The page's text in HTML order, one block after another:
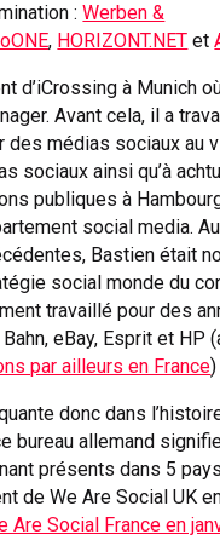
:Werben &
, HORIZONT.NET et
d’iCrossing à Munich
Avant cela, il a
des médias sociaux au
sociaux ainsi qu’à
publiques à
social media.
Bastien était
social monde du
travaillé pour des
eBay, Esprit et HP
par ailleurs en France)
donc dans
bureau allemand
présents dans 5
de We Are Social UK
Are Social France en